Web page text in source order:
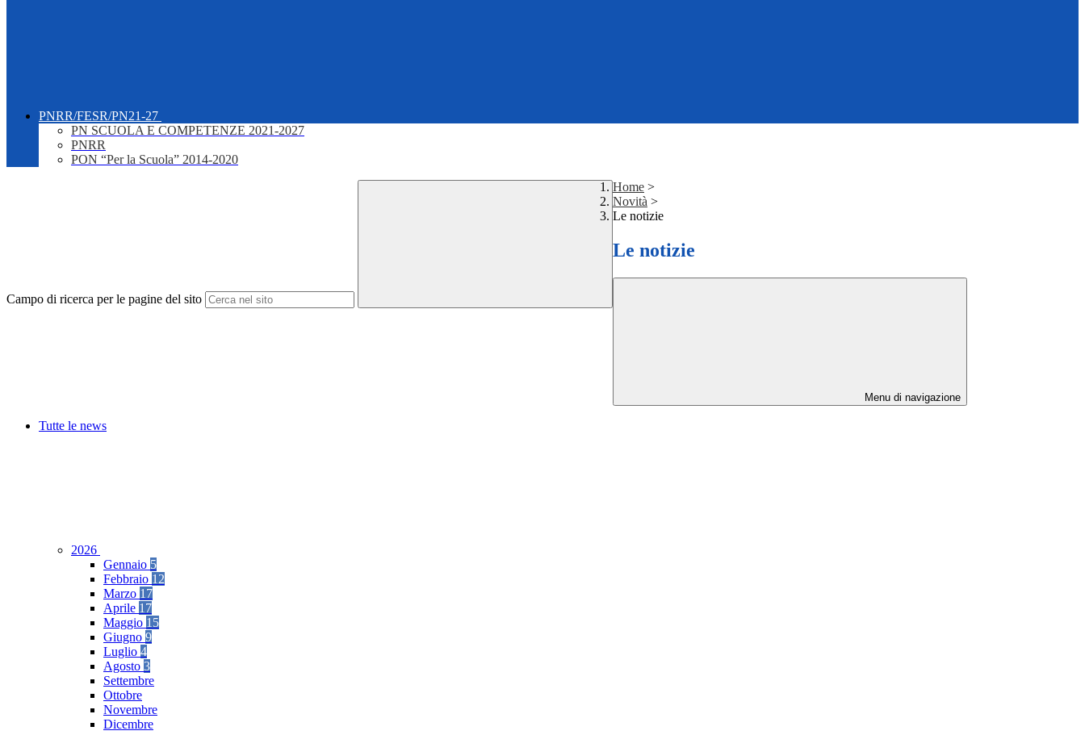
PNRR/FESR/PN21-27
PN SCUOLA E COMPETENZE 2021-2027
PNRR
PON “Per la Scuola” 2014-2020
Campo di ricerca per le pagine del sito
Home >
Novità >
Le notizie
Le notizie
Menu di navigazione
Tutte le news
2026
Gennaio 5
Febbraio 12
Marzo 17
Aprile 17
Maggio 15
Giugno 9
Luglio 4
Agosto 3
Settembre
Ottobre
Novembre
Dicembre